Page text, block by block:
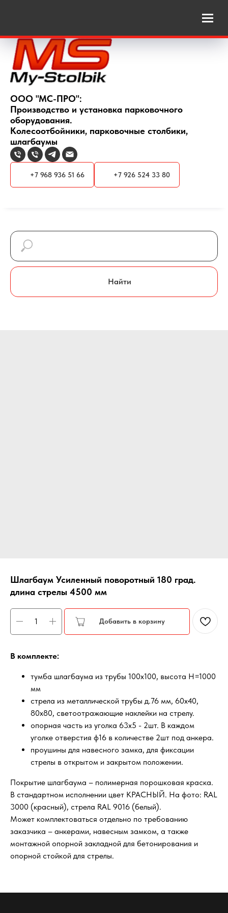
ООО "МС-ПРО":
Производство и установка парковочного
оборудования.
Колесоотбойники, парковочные столбики,
шлагбаумы
+7 968 936 51 66 +7 926 524 33 80
Найти
Шлагбаум Усиленный поворотный 180 град.
длина стрелы 4500 мм
Добавить в корзину
В комплекте:
тумба шлагбаума из трубы 100х100, высота Н=1000
мм
стрела из металлической трубы д.76 мм, 60х40,
80х80, светоотражающие наклейки на стрелу.
опорная часть из уголка 63х5 - 2шт. В каждом
уголке отверстия ф16 в количестве 2шт под анкера.
проушины для навесного замка, для фиксации
стрелы в открытом и закрытом положении.
Покрытие шлагбаума – полимерная порошковая краска.
В стандартном исполнении цвет КРАСНЫЙ. На фото: RAL
3000 (красный), стрела RAL 9016 (белый).
Может комплектоваться отдельно по требованию
заказчика – анкерами, навесным замком, а также
монтажной опорной закладной для бетонирования и
опорной стойкой для стрелы.